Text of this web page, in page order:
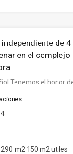
independiente de
en el complejo
Tenemos el honor
4
290 m2 150 m2 utiles